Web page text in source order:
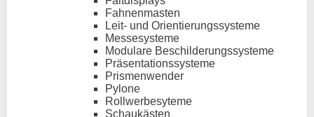
Fahnenmasten
Leit- und Orientierungssysteme
Messesysteme
Modulare Beschilderungssysteme
Präsentationssysteme
Prismenwender
Pylone
Rollwerbesyteme
Schaukästen